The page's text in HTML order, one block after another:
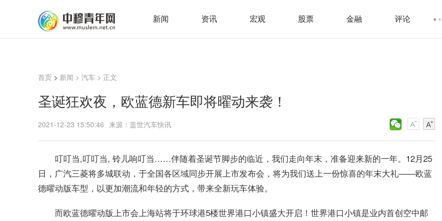
新闻 资讯 宏观 股票 金融 评论
首页 > 新闻 > 汽车 > 正文
圣诞狂欢夜，欧蓝德新车即将曜动来袭！
2021-12-23 15:50:46 来源：盖世汽车快讯
叮叮当,叮叮当, 铃儿响叮当……伴随着圣诞节脚步的临近，我们走向年末，准备迎来新的一年。12月25
日，广汽三菱将多城联动，于全国各区域同步开展上市发布会，将为我们送上一份惊喜的年末大礼——欧蓝
德曜动版车型，以更加潮流和年轻的方式，带来全新玩车体验。
而欧蓝德曜动版上市会上海站将于环球港5楼世界港口小镇盛大开启！世界港口小镇是业内首创空中邮